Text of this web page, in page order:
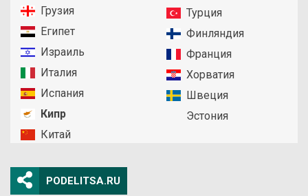
Грузия
Египет
Израиль
Италия
Испания
Кипр
Китай
Турция
Финляндия
Франция
Хорватия
Швеция
Эстония
PODELITSA.RU